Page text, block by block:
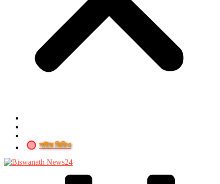
লাইভ ভিডিও